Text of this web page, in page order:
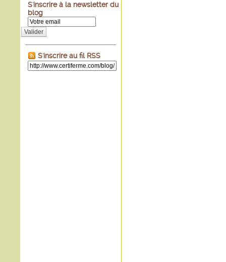
S'inscrire à la newsletter du
blog
Valider
S'inscrire au fil RSS